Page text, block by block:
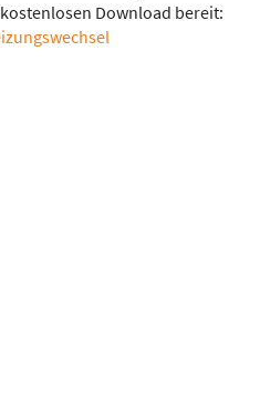
Download bereit: